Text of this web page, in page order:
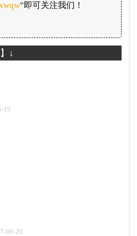
”即可关注我们！
↓
19
09-20